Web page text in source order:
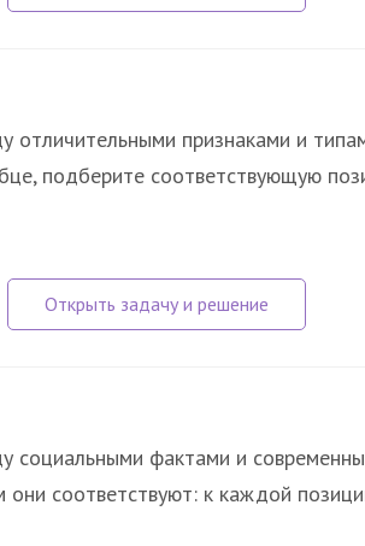
отличительными признаками и
подберите соответствующую
социальными фактами и
они соответствуют: к каждой